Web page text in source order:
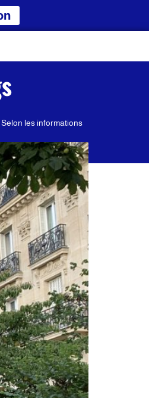
les informations